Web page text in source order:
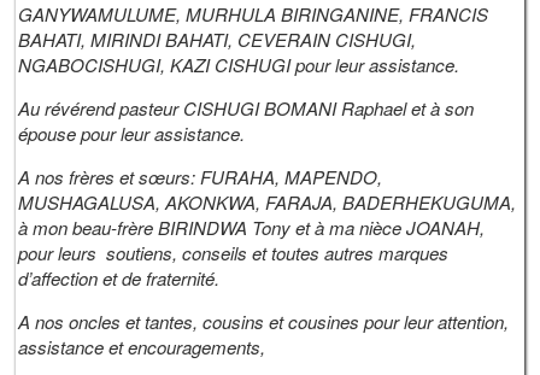
GANYWAMULUME, MURHULA BIRINGANINE, FRANCIS
BAHATI, MIRINDI BAHATI, CEVERAIN CISHUGI,
NGABOCISHUGI, KAZI CISHUGIpour leur assistance.
Au révérend pasteurCISHUGI BOMANI Raphael et à son
épouse pour leur assistance.
A nos frères et sœurs: FURAHA, MAPENDO,
MUSHAGALUSA, AKONKWA, FARAJA, BADERHEKUGUMA,
à mon beau-frèreBIRINDWA Tony et à ma nièceJOANAH,
pour leurs soutiens, conseils et toutes autres marques
d’affection et de fraternité.
A nos oncles et tantes, cousins et cousines pour leur attention,
assistance et encouragements,